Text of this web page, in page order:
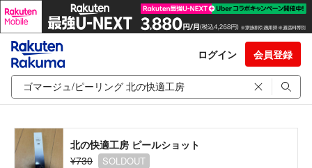
ログイン 会員登録
北の快適工房 ピールショット
¥730
SOLDOUT